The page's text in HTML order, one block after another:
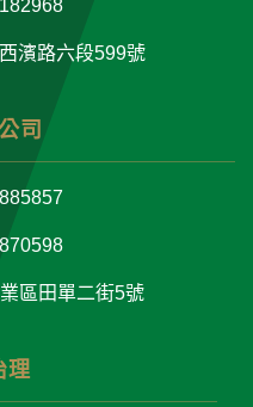
濱路六段599號
司
區田單二街5號
理